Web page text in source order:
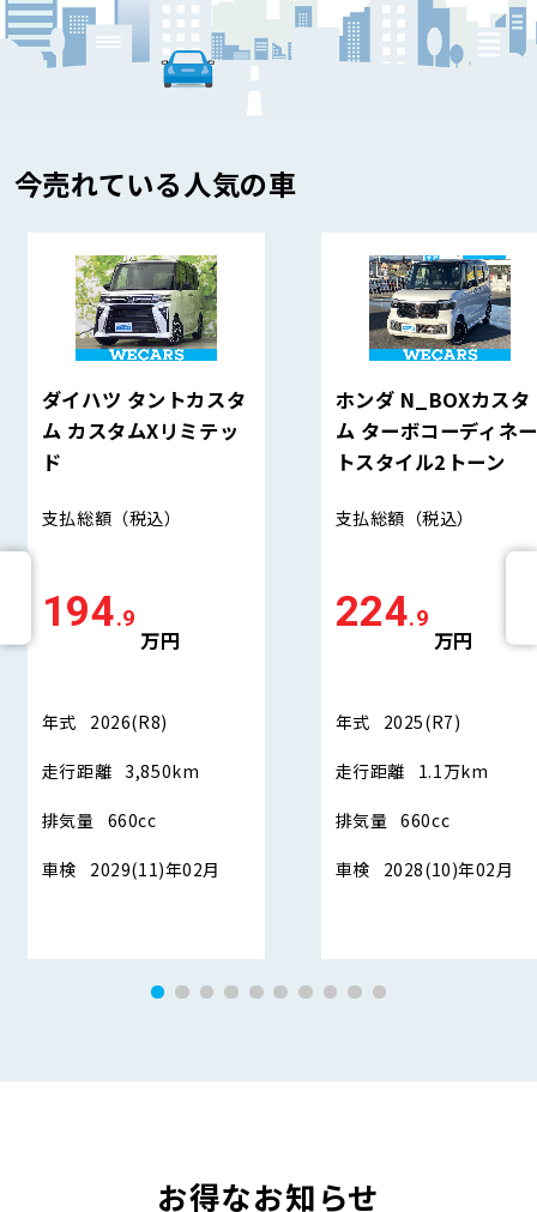
今売れている人気の車
ダイハツ タントカスタ
ム カスタムXリミテッ
ド
支払総額 （税込）
194.9
万円
年式 2026(R8)
走行距離 3,850km
排気量 660cc
車検 2029(11)年02月
ホンダ N_BOXカスタ
ム ターボコーディネー
トスタイル2トーン
支払総額 （税込）
224.9
万円
年式 2025(R7)
走行距離 1.1万km
排気量 660cc
車検 2028(10)年02月
お得なお知らせ